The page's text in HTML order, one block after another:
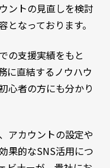
ントの見直しを検討
なっております。
の支援実績をもと
に直結するノウハウ
心者の方にも分かり
アカウントの設定や
果的なSNS活用につ